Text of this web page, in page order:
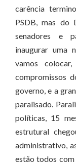
carência
PSDB, mas do
senadores e
inaugurar uma
vamos
compromissos
governo, e a
paralisado.
políticas, 15
estrutural
administrativo,
estão todos com